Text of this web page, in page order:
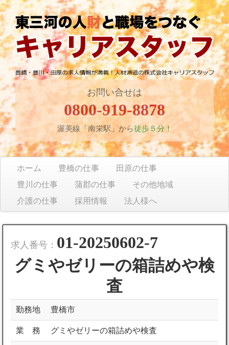
お問い合せは
0800-919-8878
渥美線「南栄駅」から徒歩５分！
ホーム 豊橋の仕事
田原の仕事
豊川の仕事
蒲郡の仕事
その他地域
介護の仕事
採用情報 法人様へ
求人番号： 01-20250602-7
グミやゼリーの箱詰めや検
査
勤務地 豊橋市
業 務 グミやゼリーの箱詰めや検査